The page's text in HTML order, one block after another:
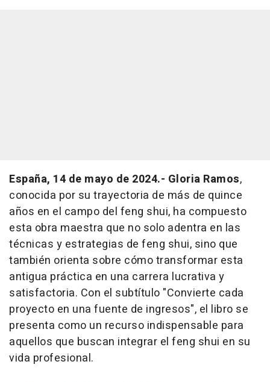
España, 14 de mayo de 2024.- Gloria Ramos,
conocida por su trayectoria de más de quince
años en el campo del feng shui, ha compuesto
esta obra maestra que no solo adentra en las
técnicas y estrategias de feng shui, sino que
también orienta sobre cómo transformar esta
antigua práctica en una carrera lucrativa y
satisfactoria. Con el subtítulo "Convierte cada
proyecto en una fuente de ingresos", el libro se
presenta como un recurso indispensable para
aquellos que buscan integrar el feng shui en su
vida profesional.